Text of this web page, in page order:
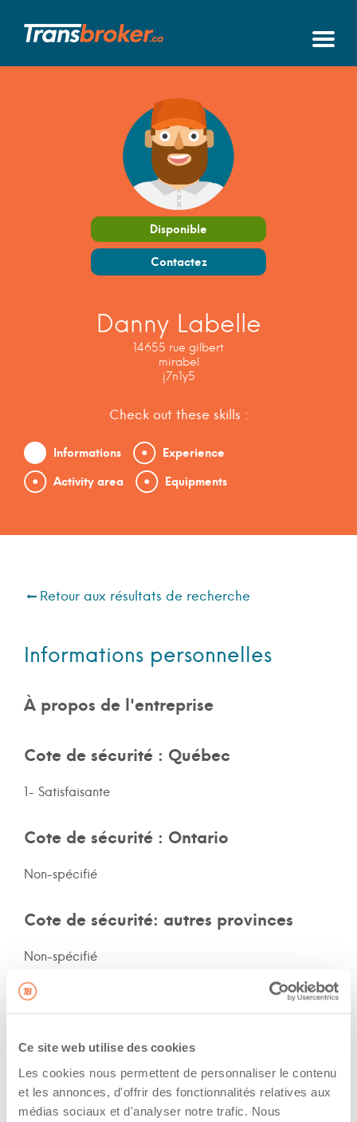
Ce site web utilise des cookies
Les cookies nous permettent de personnaliser le contenu
et les annonces, d'offrir des fonctionnalités relatives aux
médias sociaux et d'analyser notre trafic. Nous
Disponible
Contactez
Danny Labelle
14655 rue gilbert
mirabel
j7n1y5
Check out these skills :
Informations
Experience
Activity area
Equipments
Retour aux résultats de recherche
Informations personnelles
À propos de l'entreprise
Cote de sécurité : Québec
1- Satisfaisante
Cote de sécurité : Ontario
Non-spécifié
Cote de sécurité: autres provinces
Non-spécifié
Assurances et immatriculation
The driver hold a driving licence from:
quebec